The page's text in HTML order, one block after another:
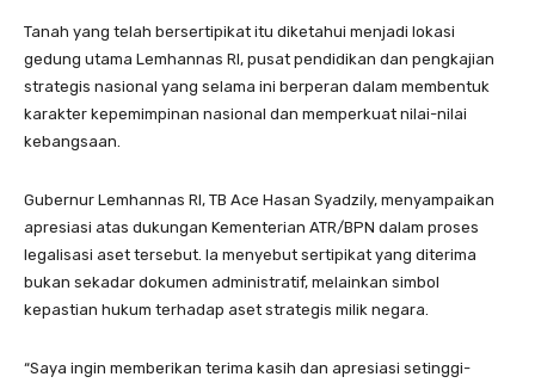
Tanah yang telah bersertipikat itu diketahui menjadi lokasi
gedung utama Lemhannas RI, pusat pendidikan dan pengkajian
strategis nasional yang selama ini berperan dalam membentuk
karakter kepemimpinan nasional dan memperkuat nilai-nilai
kebangsaan.
Gubernur Lemhannas RI, TB Ace Hasan Syadzily, menyampaikan
apresiasi atas dukungan Kementerian ATR/BPN dalam proses
legalisasi aset tersebut. Ia menyebut sertipikat yang diterima
bukan sekadar dokumen administratif, melainkan simbol
kepastian hukum terhadap aset strategis milik negara.
“Saya ingin memberikan terima kasih dan apresiasi setinggi-